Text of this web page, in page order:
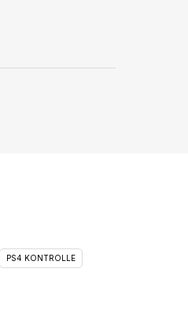
PS4 KONTROLLE